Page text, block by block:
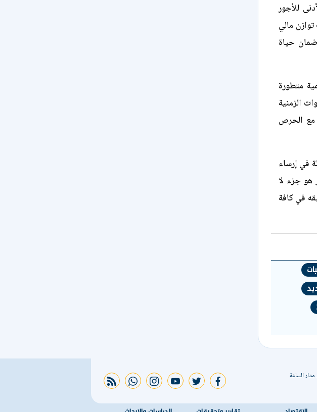
للأجور
توازن مالي
حياة
متطورة
الزمنية
مع الحرص
في إرساء
هو جزء لا
في كافة
الساعة
facebook
twitter
youtube
instagram
whatsapp
rss feed